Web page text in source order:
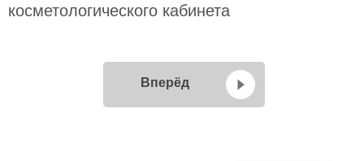
Репродукции
косметологического кабинета
Вперёд